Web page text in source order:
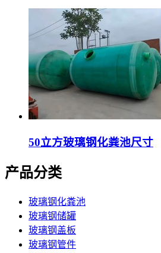
50立方玻璃钢化粪池尺寸
产品分类
玻璃钢化粪池
玻璃钢储罐
玻璃钢盖板
玻璃钢管件